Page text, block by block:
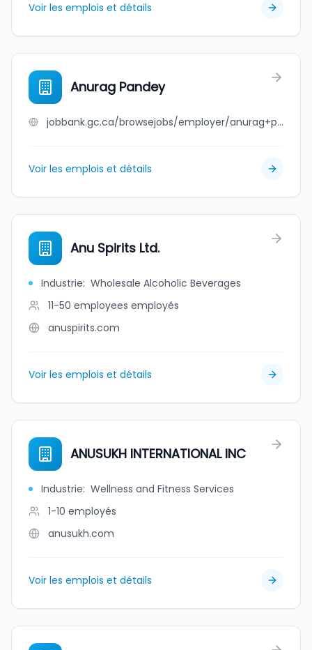
Voir les emplois et détails
Anurag Pandey
jobbank.gc.ca/browsejobs/employer/anurag+pandey/ca
Voir les emplois et détails
Anu Spirits Ltd.
Industrie: Wholesale Alcoholic Beverages
11-50 employees employés
anuspirits.com
Voir les emplois et détails
ANUSUKH INTERNATIONAL INC
Industrie: Wellness and Fitness Services
1-10 employés
anusukh.com
Voir les emplois et détails